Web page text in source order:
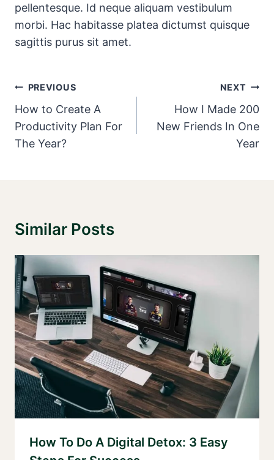
pellentesque. Id neque aliquam vestibulum
morbi. Hac habitasse platea dictumst quisque
sagittis purus sit amet.
Post
Navigation
PREVIOUS
How to Create A
Productivity Plan For
The Year?
NEXT
How I Made 200
New Friends In One
Year
Similar Posts
How To Do A Digital Detox: 3 Easy